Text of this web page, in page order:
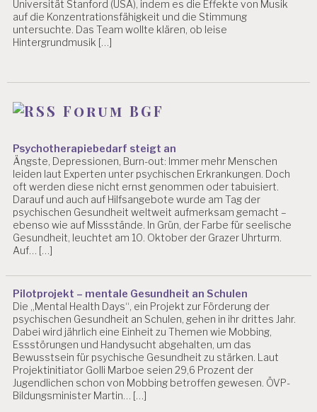
Universität Stanford (USA), indem es die Effekte von Musik
auf die Konzentrationsfähigkeit und die Stimmung
untersuchte. Das Team wollte klären, ob leise
Hintergrundmusik […]
Forum BGF
Psychotherapiebedarf steigt an
Ängste, Depressionen, Burn-out: Immer mehr Menschen
leiden laut Experten unter psychischen Erkrankungen. Doch
oft werden diese nicht ernst genommen oder tabuisiert.
Darauf und auch auf Hilfsangebote wurde am Tag der
psychischen Gesundheit weltweit aufmerksam gemacht –
ebenso wie auf Missstände. In Grün, der Farbe für seelische
Gesundheit, leuchtet am 10. Oktober der Grazer Uhrturm.
Auf… […]
Pilotprojekt – mentale Gesundheit an Schulen
Die „Mental Health Days“, ein Projekt zur Förderung der
psychischen Gesundheit an Schulen, gehen in ihr drittes Jahr.
Dabei wird jährlich eine Einheit zu Themen wie Mobbing,
Essstörungen und Handysucht abgehalten, um das
Bewusstsein für psychische Gesundheit zu stärken. Laut
Projektinitiator Golli Marboe seien 29,6 Prozent der
Jugendlichen schon von Mobbing betroffen gewesen. ÖVP-
Bildungsminister Martin… […]